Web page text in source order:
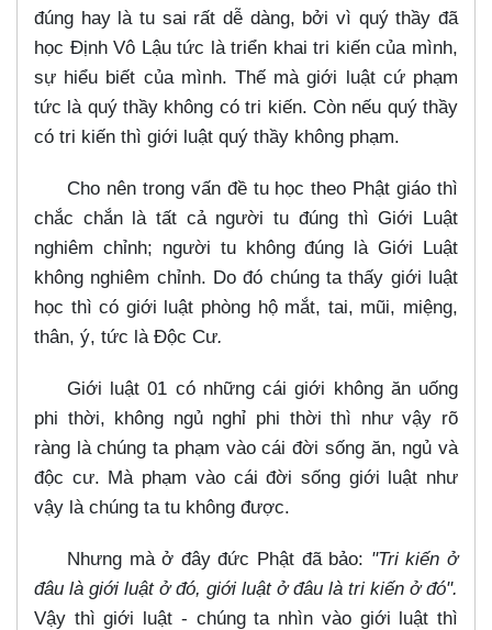
đúng hay là tu sai rất dễ dàng, bởi vì quý thầy đã
học Định Vô Lậu tức là triển khai tri kiến của mình,
sự hiểu biết của mình. Thế mà giới luật cứ phạm
tức là quý thầy không có tri kiến. Còn nếu quý thầy
có tri kiến thì giới luật quý thầy không phạm.
Cho nên trong vấn đề tu học theo Phật giáo thì
chắc chắn là tất cả người tu đúng thì Giới Luật
nghiêm chỉnh; người tu không đúng là Giới Luật
không nghiêm chỉnh. Do đó chúng ta thấy giới luật
học thì có giới luật phòng hộ mắt, tai, mũi, miệng,
thân, ý, tức là Độc Cư.
Giới luật 01 có những cái giới không ăn uống
phi thời, không ngủ nghỉ phi thời thì như vậy rõ
ràng là chúng ta phạm vào cái đời sống ăn, ngủ và
độc cư. Mà phạm vào cái đời sống giới luật như
vậy là chúng ta tu không được.
Nhưng mà ở đây đức Phật đã bảo: "Tri kiến ở
đâu là giới luật ở đó, giới luật ở đâu là tri kiến ở đó".
Vậy thì giới luật - chúng ta nhìn vào giới luật thì